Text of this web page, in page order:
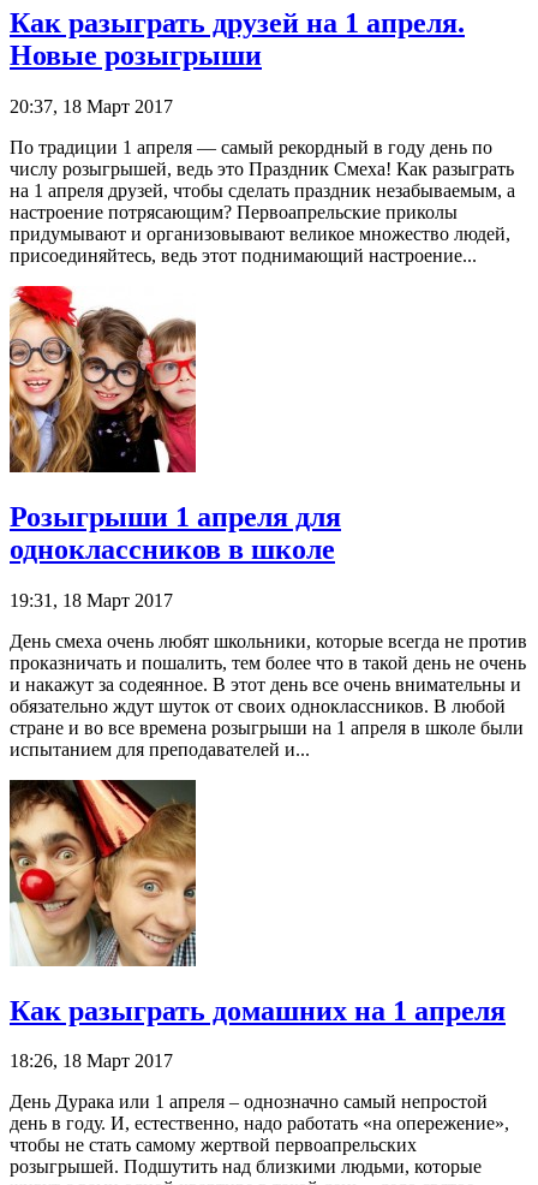
Как разыграть друзей на 1 апреля.
Новые розыгрыши
20:37, 18 Март 2017
По традиции 1 апреля — самый рекордный в году день по
числу розыгрышей, ведь это Праздник Смеха! Как разыграть
на 1 апреля друзей, чтобы сделать праздник незабываемым, а
настроение потрясающим? Первоапрельские приколы
придумывают и организовывают великое множество людей,
присоединяйтесь, ведь этот поднимающий настроение...
Розыгрыши 1 апреля для
одноклассников в школе
19:31, 18 Март 2017
День смеха очень любят школьники, которые всегда не против
проказничать и пошалить, тем более что в такой день не очень
и накажут за содеянное. В этот день все очень внимательны и
обязательно ждут шуток от своих одноклассников. В любой
стране и во все времена розыгрыши на 1 апреля в школе были
испытанием для преподавателей и...
Как разыграть домашних на 1 апреля
18:26, 18 Март 2017
День Дурака или 1 апреля – однозначно самый непростой
день в году. И, естественно, надо работать «на опережение»,
чтобы не стать самому жертвой первоапрельских
розыгрышей. Подшутить над близкими людьми, которые